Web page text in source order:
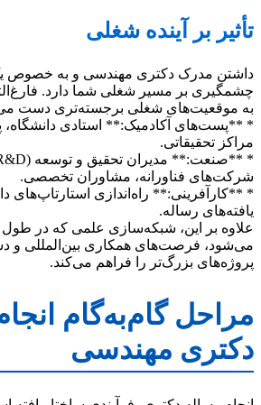
تأثیر بر آینده شغلی
داشتن مدرک دکتری مهندسی و به خصوص یک
چشمگیری بر مسیر شغلی شما دارد.
به موقعیت‌های شغلی برجسته‌تری دست
* **پست‌های آکادمیک:** استادی دانشگاه،
مراکز تحقیقاتی.
شرکت‌های فناورانه، مشاوران تخصصی.
* **کارآفرینی:** راه‌اندازی استارتاپ‌های
یافته‌های رساله.
علاوه بر این، شبکه‌سازی علمی که در طول
می‌شود، فرصت‌های همکاری بین‌المللی و
پروژه‌های بزرگ‌تر را فراهم می‌کند.
مراحل گام‌به‌گام
دکتری مهندسی